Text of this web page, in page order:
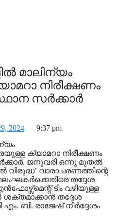
മാലിന്യം
നിരീക്ഷണം
സര്‍ക്കാര്‍
2024
9:37 pm
ക്യാമറാ നിരീക്ഷണം
ജനുവരി ഒന്നു മുതല്‍
വിരുദ്ധ’ വാരാചരണത്തിന്റെ
തദ്ദേശ
ടീം വഴിയുള്ള
തദ്ദേശ
ബി. രാജേഷ് നിര്‍ദ്ദേശം